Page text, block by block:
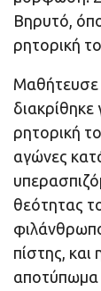
Βηρυτό,
ρητορική
Μαθήτευσε
διακρίθηκε
ρητορική
αγώνες
θεότητας
πίστης,
αποτύπωμα